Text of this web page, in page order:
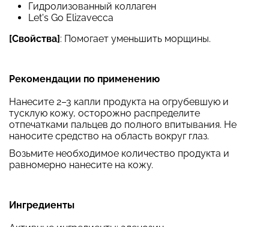
Гидролизованный коллаген
Let's Go Elizavecca
[Свойства]: Помогает уменьшить морщины.
Рекомендации по применению
Нанесите 2–3 капли продукта на огрубевшую и
тусклую кожу, осторожно распределите
отпечатками пальцев до полного впитывания. Не
наносите средство на область вокруг глаз.
Возьмите необходимое количество продукта и
равномерно нанесите на кожу.
Ингредиенты